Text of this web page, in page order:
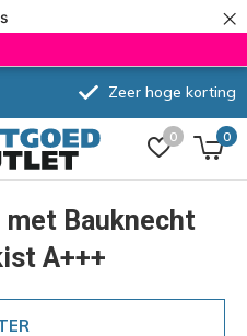
×
0 0
hoge korting
met Bauknecht
A+++